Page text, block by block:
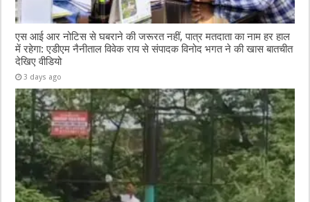
एस आई आर नोटिस से घबराने की जरूरत नहीं, पात्र मतदाता का नाम हर हाल
में रहेगा: एडीएम नैनीताल विवेक राय से संपादक विनोद भगत ने की खास बातचीत
देखिए वीडियो
3 days ago